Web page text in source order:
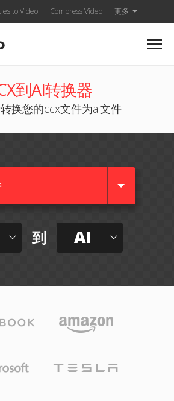
to Video Compress Video 更多
到AI转换器
换您的ccx文件为ai文件
到 AI